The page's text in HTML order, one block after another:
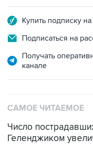
Купить подписку
Подписаться на
Получать
канале
САМОЕ ЧИТАЕМОЕ
Число
Геленджиком